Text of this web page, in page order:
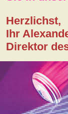
Herzlichst,
Ihr
Direktor